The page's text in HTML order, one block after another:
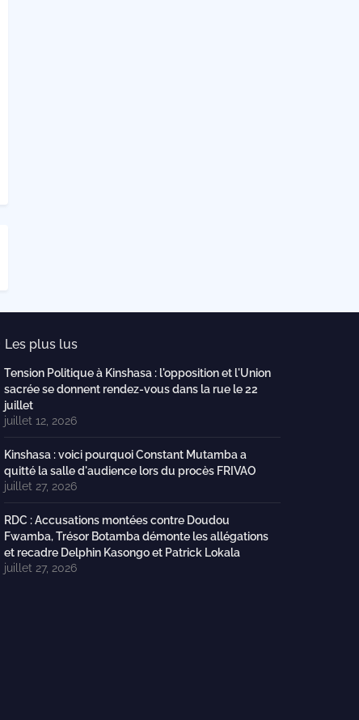
Les plus lus
Tension Politique à Kinshasa : l'opposition et l'Union
sacrée se donnent rendez-vous dans la rue le 22
juillet
juillet 12, 2026
Kinshasa : voici pourquoi Constant Mutamba a
quitté la salle d'audience lors du procès FRIVAO
juillet 27, 2026
RDC : Accusations montées contre Doudou
Fwamba, Trésor Botamba démonte les allégations
et recadre Delphin Kasongo et Patrick Lokala
juillet 27, 2026